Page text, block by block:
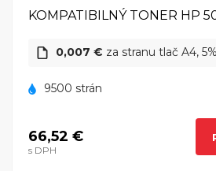
KOMPATIBILNÝ TONER HP
0,007 € za stranu tlač A4,
9500 strán
66,52 €
s DPH